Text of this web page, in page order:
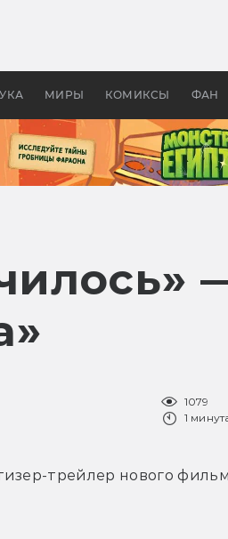
МИРЫ КОМИКСЫ ФАН
колец»
1079
1
трейлер нового